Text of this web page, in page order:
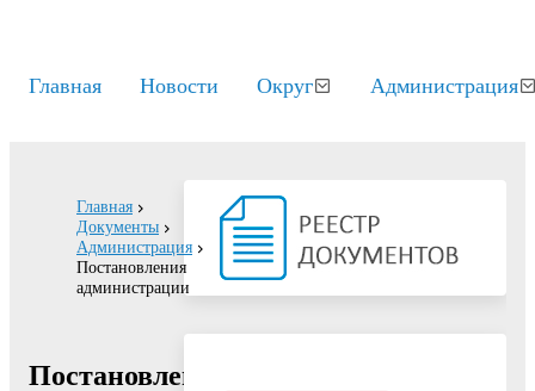
Главная Новости Округ Администрация
Главная
Документы
Администрация
Постановления
администрации
Постановление